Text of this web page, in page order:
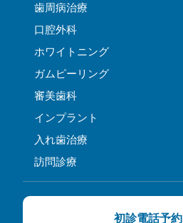
歯周病治療
口腔外科
ホワイトニング
ガムピーリング
審美歯科
インプラント
入れ歯治療
訪問診療
初診電話予約